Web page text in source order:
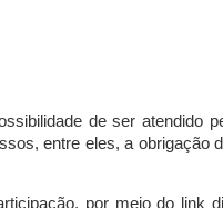
de ser atendido
entre eles, a obrigação
por meio do link